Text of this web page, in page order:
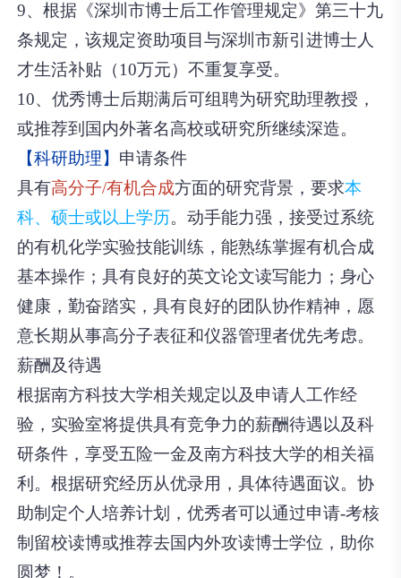
9、根据《深圳市博士后工作管理规定》第三十九
条规定，该规定资助项目与深圳市新引进博士人
才生活补贴（10万元）不重复享受。
10、优秀博士后期满后可组聘为研究助理教授，
或推荐到国内外著名高校或研究所继续深造。
【科研助理】 申请条件
具有高分子/有机合成方面的研究背景，要求本
科、硕士或以上学历。动手能力强，接受过系统
的有机化学实验技能训练，能熟练掌握有机合成
基本操作；具有良好的英文论文读写能力；身心
健康，勤奋踏实，具有良好的团队协作精神，愿
意长期从事高分子表征和仪器管理者优先考虑。
薪酬及待遇
根据南方科技大学相关规定以及申请人工作经
验，实验室将提供具有竞争力的薪酬待遇以及科
研条件，享受五险一金及南方科技大学的相关福
利。根据研究经历从优录用，具体待遇面议。协
助制定个人培养计划，优秀者可以通过申请-考核
制留校读博或推荐去国内外攻读博士学位，助你
圆梦！。